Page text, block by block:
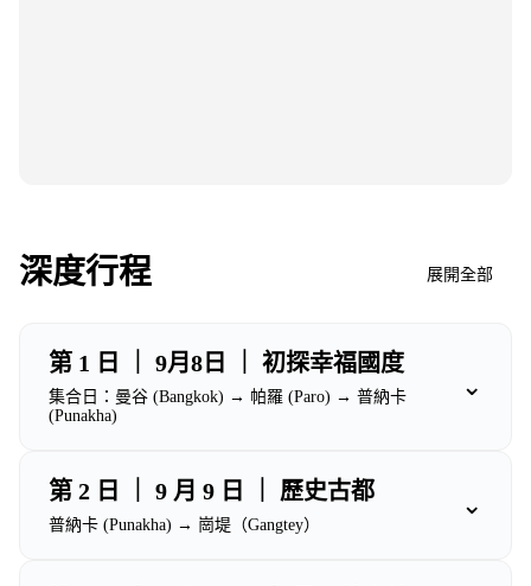
深度行程 展開全部
第 1 日 ｜ 9月8日 ｜ 初探幸福國度
集合日：曼谷 (Bangkok) → 帕羅 (Paro) → 普納卡
(Punakha)
⌄
第 2 日 ｜ 9 月 9 日 ｜ 歷史古都
普納卡 (Punakha) → 崗堤（Gangtey）
⌄